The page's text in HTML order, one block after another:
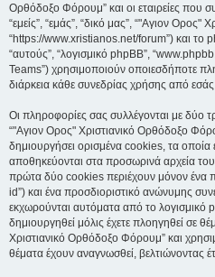
Ορθόδοξο Φόρουμ” και οι εταιρείες που
“εμείς”, “εμάς”, “δικό μας”, “"Αγιον
“https://www.xristianos.net/forum”) και το
“αυτούς”, “λογισμικό phpBB”,
Teams”) χρησιμοποιούν οποιεσδήποτε
διάρκεια κάθε συνεδρίας χρήσης από
Οι πληροφορίες σας συλλέγονται με δύο
“"Αγιον Ορος" Χριστιανικό Ορθόδοξο
δημιουργήσει ορισμένα cookies, τα οποία
αποθηκεύονται στα προσωρινά αρχεία
πρώτα δύο cookies περιέχουν μόνον ένα
id”) και ένα προσδιοριστικό ανώνυμης
εκχωρούνται αυτόματα από το λογισμικό
δημιουργηθεί μόλις έχετε πλοηγηθεί σε
Χριστιανικό Ορθόδοξο Φόρουμ” και
θέματα έχουν αναγνωσθεί, βελτιώνοντας